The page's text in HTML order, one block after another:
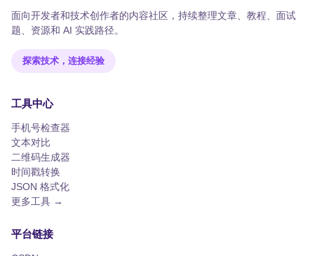
面向开发者和技术创作者的内容社区，持续整理文章、教程、面试
题、资源和 AI 实践路径。
探索技术，连接经验
工具中心
手机号检查器
文本对比
二维码生成器
时间戳转换
JSON 格式化
更多工具 →
平台链接